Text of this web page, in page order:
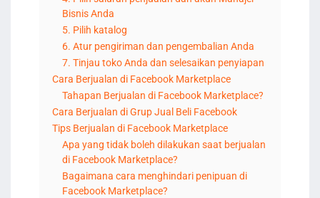
Bisnis Anda
5. Pilih katalog
6. Atur pengiriman dan pengembalian Anda
7. Tinjau toko Anda dan selesaikan penyiapan
Cara Berjualan di Facebook Marketplace
Tahapan Berjualan di Facebook Marketplace?
Cara Berjualan di Grup Jual Beli Facebook
Tips Berjualan di Facebook Marketplace
Apa yang tidak boleh dilakukan saat berjualan
di Facebook Marketplace?
Bagaimana cara menghindari penipuan di
Facebook Marketplace?